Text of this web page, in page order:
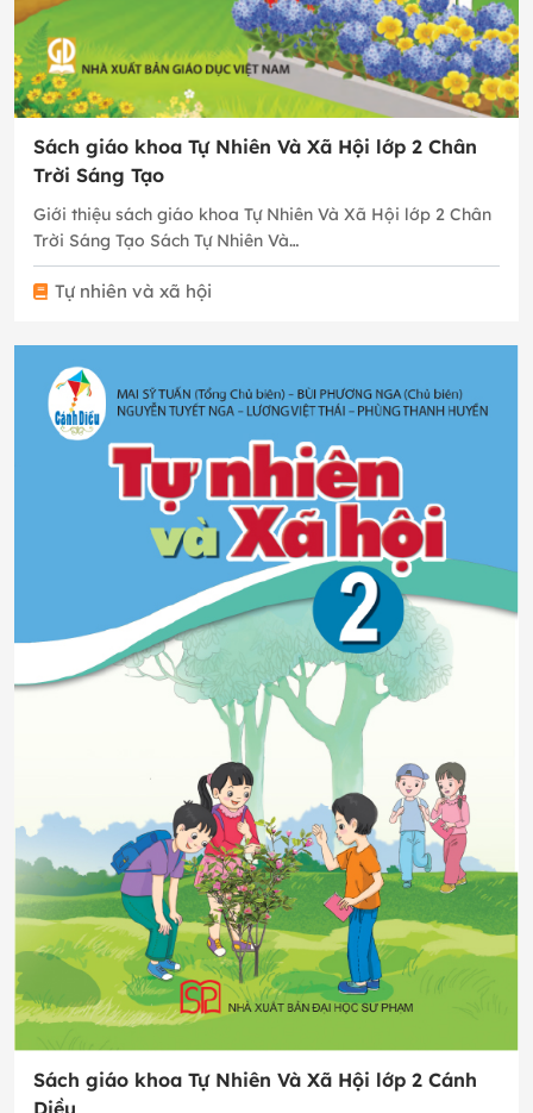
Sách giáo khoa Tự Nhiên Và Xã Hội lớp 2 Chân
Trời Sáng Tạo
Giới thiệu sách giáo khoa Tự Nhiên Và Xã Hội lớp 2 Chân
Trời Sáng Tạo Sách Tự Nhiên Và…
Tự nhiên và xã hội
Sách giáo khoa Tự Nhiên Và Xã Hội lớp 2 Cánh
Diều